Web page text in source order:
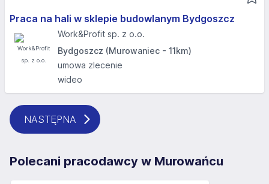
Praca na hali w sklepie budowlanym Bydgoszcz
Work&Profit sp. z o.o.
Bydgoszcz (Murowaniec - 11km)
umowa zlecenie
wideo
NASTĘPNA
Polecani pracodawcy w Murowańcu